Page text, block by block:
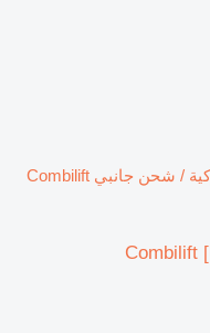
رافعة شوكية / شحن جانبي Combilift
Combilift